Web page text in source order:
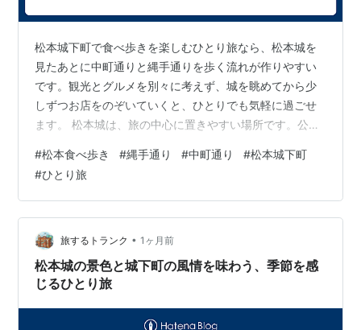
松本城下町で食べ歩きを楽しむひとり旅なら、松本城を
見たあとに中町通りと縄手通りを歩く流れが作りやすい
です。観光とグルメを別々に考えず、城を眺めてから少
しずつお店をのぞいていくと、ひとりでも気軽に過ごせ
ます。 松本城は、旅の中心に置きやすい場所です。公式
内外の見どころが紹介されています。先に松本城を見て
おくと、そのあと歩く中町通りや縄手通りも、城下町の
続きとして楽しみやすくなります。 食べ歩き前に松本城
で旅の軸をつくる 食べ歩きメインでも、松本城を最初に
訪れると、松本らしい景色をしっかり感じられます。天
守を眺めてから城下町へ向かうことで、ただお店…
#松本食べ歩き #縄手通り #中町通り #松本城下町
#ひとり旅
旅するトランク • 1ヶ月前
松本城の景色と城下町の風情を味わう、季節を感
じるひとり旅